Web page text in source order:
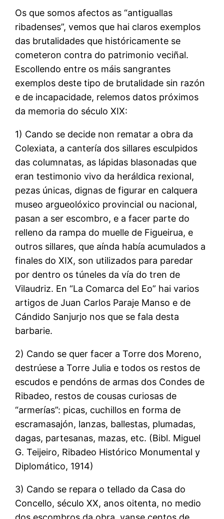
Os que somos afectos as “antiguallas
ribadenses”, vemos que hai claros exemplos
das brutalidades que históricamente se
cometeron contra do patrimonio veciñal.
Escollendo entre os máis sangrantes
exemplos deste tipo de brutalidade sin razón
e de incapacidade, relemos datos próximos
da memoria do século XIX:
1) Cando se decide non rematar a obra da
Colexiata, a cantería dos sillares esculpidos
das columnatas, as lápidas blasonadas que
eran testimonio vivo da heráldica rexional,
pezas únicas, dignas de figurar en calquera
museo argueolóxico provincial ou nacional,
pasan a ser escombro, e a facer parte do
relleno da rampa do muelle de Figueirua, e
outros sillares, que aínda había acumulados a
finales do XIX, son utilizados para paredar
por dentro os túneles da vía do tren de
Vilaudriz. En “La Comarca del Eo” hai varios
artigos de Juan Carlos Paraje Manso e de
Cándido Sanjurjo nos que se fala desta
barbarie.
2) Cando se quer facer a Torre dos Moreno,
destrúese a Torre Julia e todos os restos de
escudos e pendóns de armas dos Condes de
Ribadeo, restos de cousas curiosas de
“armerías”: picas, cuchillos en forma de
escramasajón, lanzas, ballestas, plumadas,
dagas, partesanas, mazas, etc. (Bibl. Miguel
G. Teijeiro, Ribadeo Histórico Monumental y
Diplomático, 1914)
3) Cando se repara o tellado da Casa do
Concello, século XX, anos oitenta, no medio